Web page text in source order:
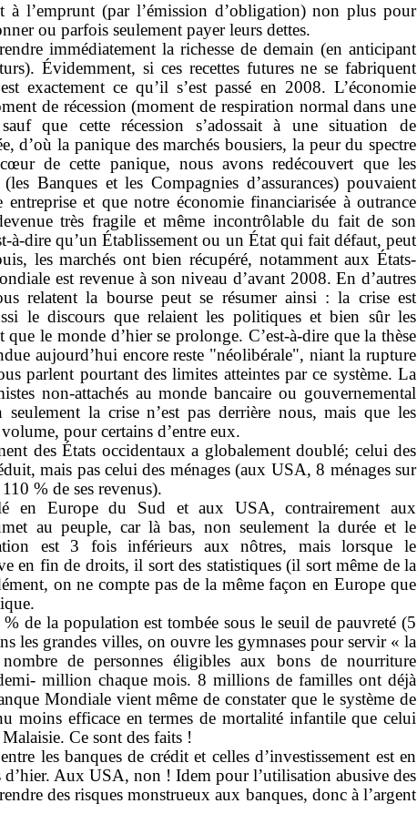
à l’emprunt (par l’émission d’obligation) non plus pour
ou parfois seulement payer leurs dettes.
immédiatement la richesse de demain (en anticipant
Évidemment, si ces recettes futures ne se fabriquent
exactement ce qu’il s’est passé en 2008. L’économie
de récession (moment de respiration normal dans une
que cette récession s’adossait à une situation de
d’où la panique des marchés bousiers, la peur du spectre
de cette panique, nous avons redécouvert que les
Banques et les Compagnies d’assurances) pouvaient
et que notre économie financiarisée à outrance
très fragile et même incontrôlable du fait de son
à-dire qu’un Établissement ou un État qui fait défaut, peut
les marchés ont bien récupéré, notamment aux États-
est revenue à son niveau d’avant 2008. En d’autres
relatent la bourse peut se résumer ainsi : la crise est
le discours que relaient les politiques et bien sûr les
le monde d’hier se prolonge. C’est-à-dire que la thèse
aujourd’hui encore reste "néolibérale", niant la rupture
parlent pourtant des limites atteintes par ce système. La
non-attachés au monde bancaire ou gouvernemental
la crise n’est pas derrière nous, mais que les
pour certains d’entre eux.
des États occidentaux a globalement doublé; celui des
mais pas celui des ménages (aux USA, 8 ménages sur
% de ses revenus).
en Europe du Sud et aux USA, contrairement aux
au peuple, car là bas, non seulement la durée et le
est 3 fois inférieurs aux nôtres, mais lorsque le
en fin de droits, il sort des statistiques (il sort même de la
on ne compte pas de la même façon en Europe que
de la population est tombée sous le seuil de pauvreté (5
les grandes villes, on ouvre les gymnases pour servir « la
de personnes éligibles aux bons de nourriture
million chaque mois. 8 millions de familles ont déjà
Mondiale vient même de constater que le système de
moins efficace en termes de mortalité infantile que celui
Ce sont des faits !
les banques de crédit et celles d’investissement est en
d’hier. Aux USA, non ! Idem pour l’utilisation abusive des
des risques monstrueux aux banques, donc à l’argent